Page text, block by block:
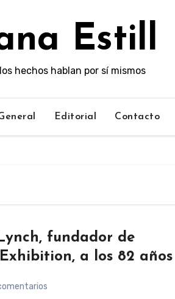
Estill
hechos hablan por sí mismos
Editorial Contacto
fundador de
a los 82 años